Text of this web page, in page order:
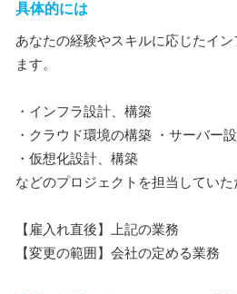
具体的には
あなたの経験やスキルに応じたイ
ます。
・インフラ設計、構築
・クラウド環境の構築 ・サーバー
・仮想化設計、構築
などのプロジェクトを担当していた
【雇入れ直後】上記の業務
【変更の範囲】会社の定める業務